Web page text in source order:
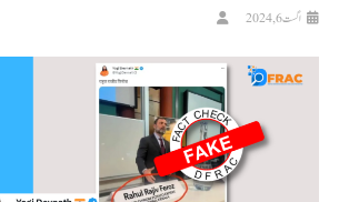
اگست 6, 2024